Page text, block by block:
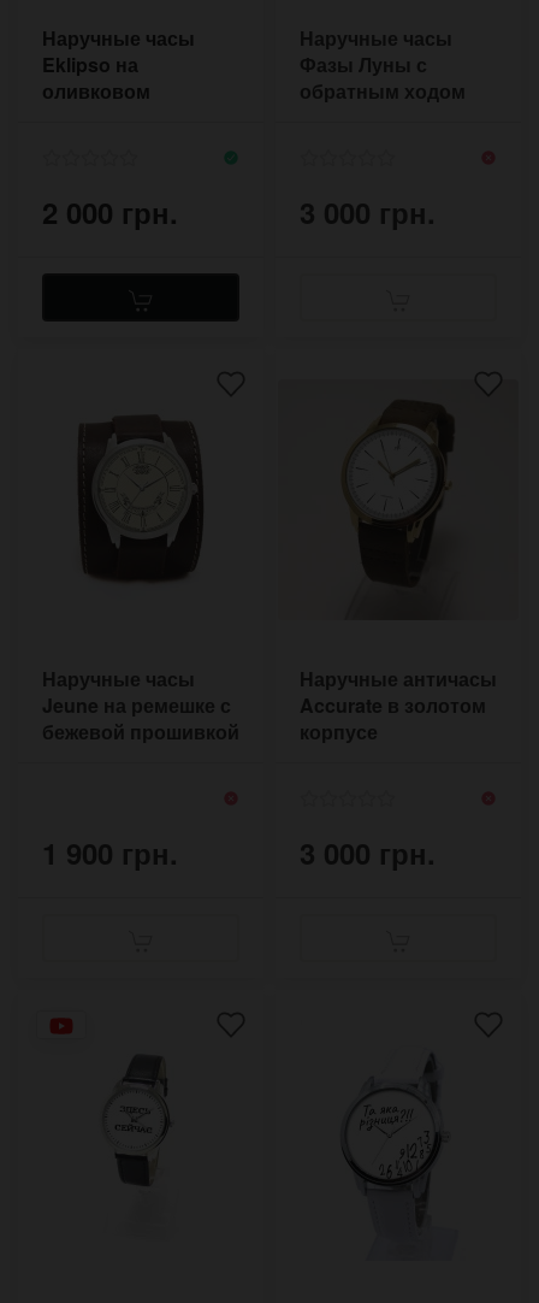
Наручные часы
Eklipso на
оливковом
2 000 грн.
Наручные часы
Фазы Луны с
обратным ходом
3 000 грн.
Наручные часы
Jeune на ремешке с
бежевой прошивкой
1 900 грн.
Наручные античасы
Accurate в золотом
корпусе
3 000 грн.